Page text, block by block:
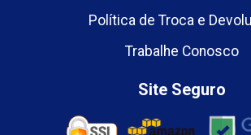
Política de Troca e
Trabalhe Conosco
Site Seguro